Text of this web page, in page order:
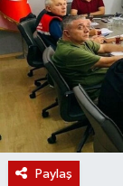
Paylaş